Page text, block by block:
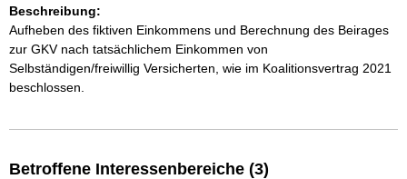
Beschreibung:
Aufheben des fiktiven Einkommens und Berechnung des Beirages
zur GKV nach tatsächlichem Einkommen von
Selbständigen/freiwillig Versicherten, wie im Koalitionsvertrag 2021
beschlossen.
Betroffene Interessenbereiche (3)